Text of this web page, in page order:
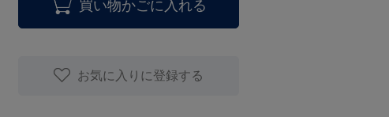
買い物かごに入れる
お気に入りに登録する